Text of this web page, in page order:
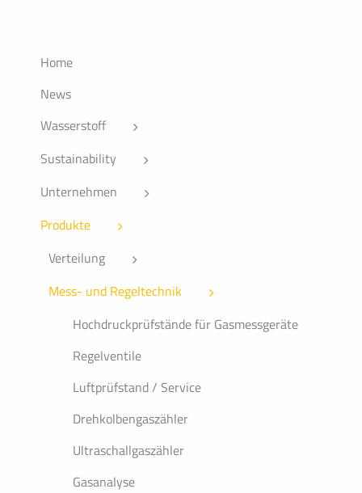
Home
News
Wasserstoff
Sustainability
Unternehmen
Produkte
Verteilung
Mess- und Regeltechnik
Hochdruckprüfstände für Gasmessgeräte
Regelventile
Luftprüfstand / Service
Drehkolbengaszähler
Ultraschallgaszähler
Gasanalyse